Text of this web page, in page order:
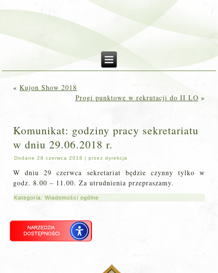
«Kujon Show 2018
Progi punktowe w rekrutacji do II LO »
Komunikat: godziny pracy sekretariatu
w dniu 29.06.2018 r.
Dodane 28 czerwca 2018 |przez dyrekcja
W dniu 29 czerwca sekretariat będzie czynny tylko w
godz. 8.00 – 11.00. Za utrudnienia przepraszamy.
Kategoria:Wiadomości ogólne